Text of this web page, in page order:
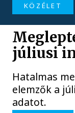
KÖZÉLET
júliusi
Hatalmas
elemzők a
adatot.